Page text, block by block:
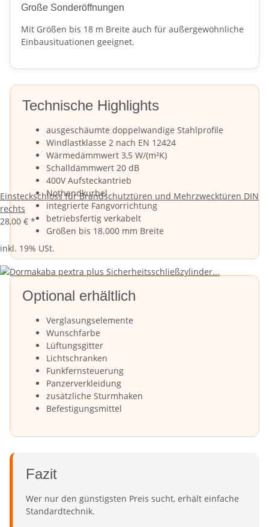
Große Sonderöffnungen
Mit Größen bis 18 m Breite auch für außergewöhnliche
Einbausituationen geeignet.
Technische Highlights
ausgeschäumte doppelwandige Stahlprofile
Windlastklasse 2 nach EN 12424
Wärmedämmwert 3,5 W/(m²K)
Schalldämmwert 20 dB
400V Aufsteckantrieb
Nothandkurbel
integrierte Fangvorrichtung
betriebsfertig verkabelt
Größen bis 18.000 mm Breite
Optional erhältlich
Verglasungselemente
Wunschfarbe
Lüftungsgitter
Lichtschranken
Funkfernsteuerung
Panzerverkleidung
zusätzliche Sturmhaken
Befestigungsmittel
Fazit
Wer nur den günstigsten Preis sucht, erhält einfache
Standardtechnik.
Einsteckschloss für Brandschutztüren und Mehrzwecktüren DIN
rechts
28,00 € *
inkl. 19% USt.